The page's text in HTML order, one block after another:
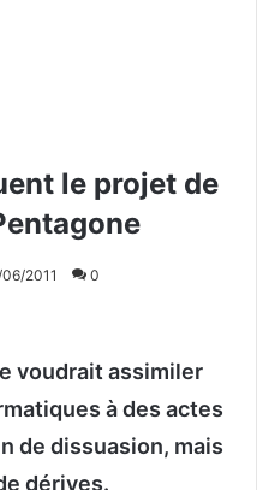
le projet de
2011 0
voudrait assimiler
à des actes
de dissuasion, mais
dérives.